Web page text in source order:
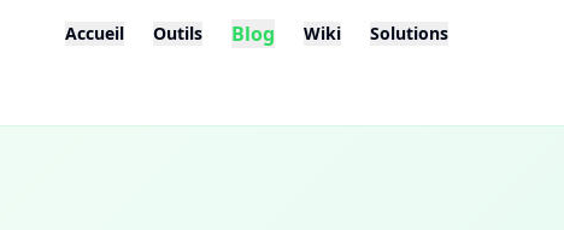
Accueil Outils Blog Wiki Solutions